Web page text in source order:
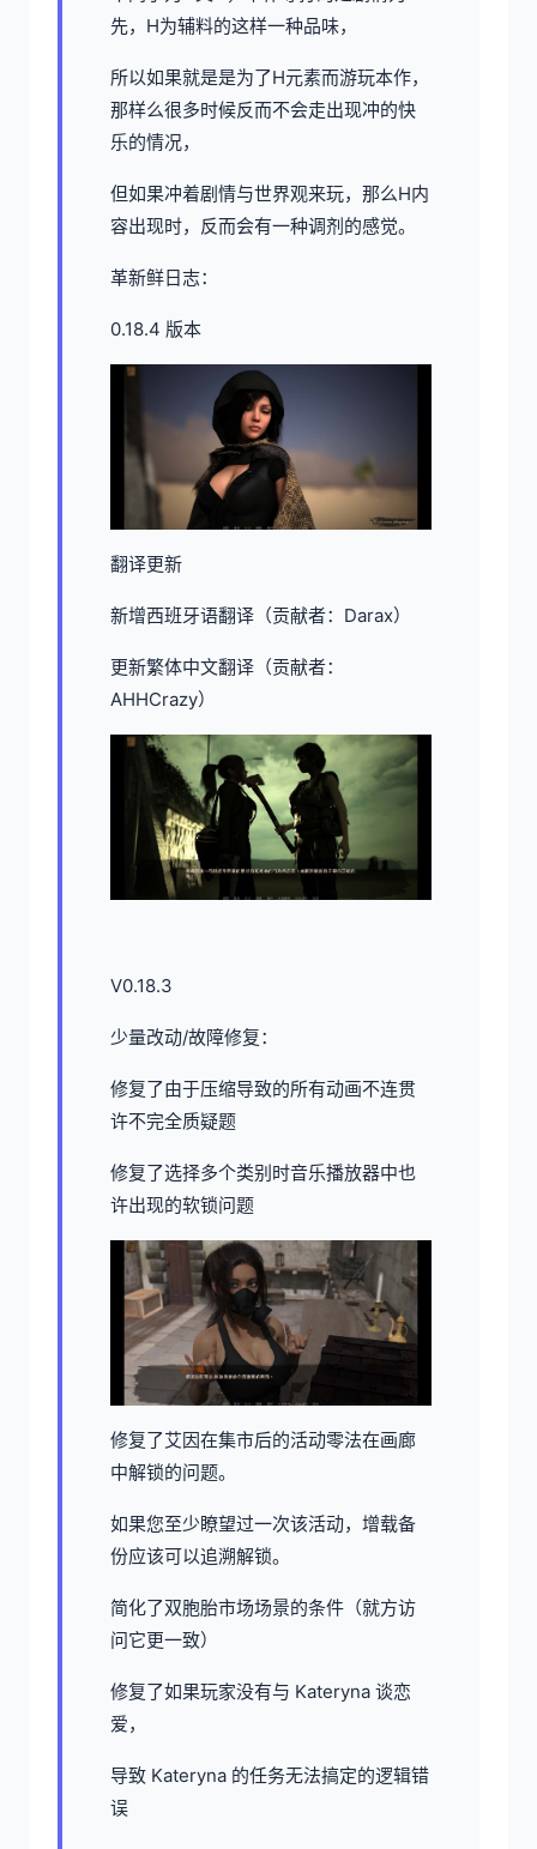
先，H为辅料的这样一种品味，
所以如果就是是为了H元素而游玩本作，
那样么很多时候反而不会走出现冲的快
乐的情况，
但如果冲着剧情与世界观来玩，那么H内
容出现时，反而会有一种调剂的感觉。
革新鲜日志：
0.18.4 版本
翻译更新
新增西班牙语翻译（贡献者：Darax）
更新繁体中文翻译（贡献者：
AHHCrazy）
V0.18.3
少量改动/故障修复：
修复了由于压缩导致的所有动画不连贯
许不完全质疑题
修复了选择多个类别时音乐播放器中也
许出现的软锁问题
修复了艾因在集市后的活动零法在画廊
中解锁的问题。
如果您至少瞭望过一次该活动，增载备
份应该可以追溯解锁。
简化了双胞胎市场场景的条件（就方访
问它更一致）
修复了如果玩家没有与 Kateryna 谈恋
爱，
导致 Kateryna 的任务无法搞定的逻辑错
误